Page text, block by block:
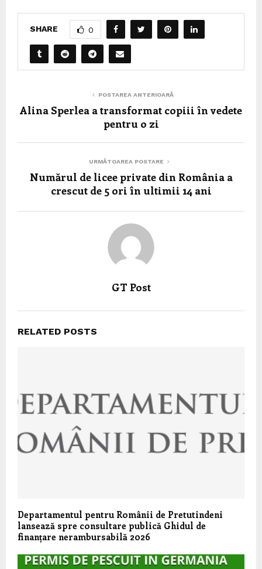
SHARE 0
POSTAREA ANTERIOARĂ
Alina Sperlea a transformat copiii în vedete
pentru o zi
URMĂTOAREA POSTARE
Numărul de licee private din România a
crescut de 5 ori în ultimii 14 ani
GT Post
RELATED POSTS
Departamentul pentru Românii de Pretutindeni
lansează spre consultare publică Ghidul de
finanțare nerambursabilă 2026